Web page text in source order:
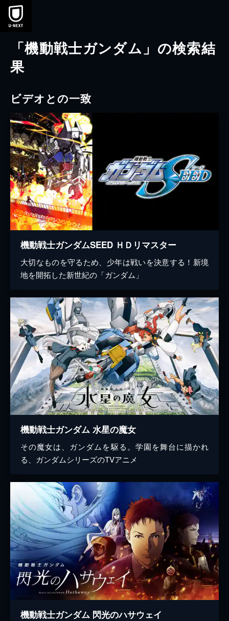
本文へスキップ
「機動戦士ガンダム」の検索結
果
ビデオとの一致
機動戦士ガンダムSEED ＨＤリマスター
大切なものを守るため、少年は戦いを決意する！新境
地を開拓した新世紀の「ガンダム」
機動戦士ガンダム 水星の魔女
その魔女は、ガンダムを駆る。学園を舞台に描かれ
る、ガンダムシリーズのTVアニメ
機動戦士ガンダム 閃光のハサウェイ